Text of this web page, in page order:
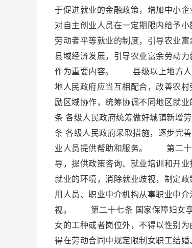
于促进就业的金融政策，增加中小
对自主创业人员在一定期限内给予
劳动者平等就业的制度，引导农业
县域经济发展，引导农业富余劳动
作为重要内容。 县级以上地方人
地人民政府应当互相配合，改善农
励区域协作，统筹协调不同地区
条 各级人民政府统筹做好城镇新
条 各级人民政府采取措施，逐步完
业人员提供帮助和服务。 第二十
导，提供政策咨询、就业培训和
就业的环境，消除就业歧视，制定
用人员、职业中介机构从事职业中
视。 第二十七条 国家保障妇女
女的工种或者岗位外，不得以性别
得在劳动合同中规定限制女职工